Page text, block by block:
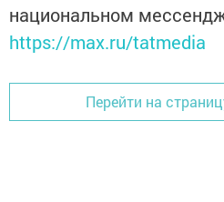
национальном
https://max.ru/tatmedia
Перейти на